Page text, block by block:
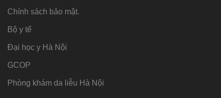
Chính sách bảo mật.
Bộ y tế
Đại học y Hà Nội
GCOP
Phòng khám da liễu Hà Nội